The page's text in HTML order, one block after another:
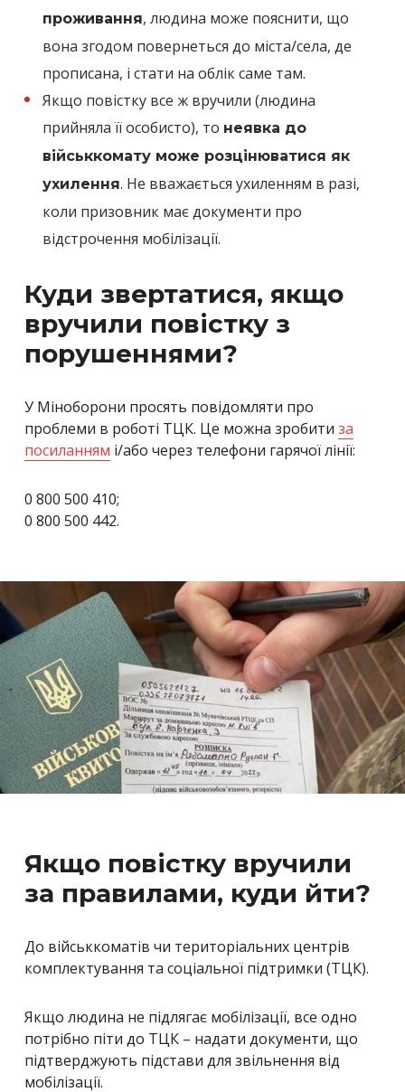
проживання, людина може пояснити, що
вона згодом повернеться до міста/села, де
прописана, і стати на облік саме там.
Якщо повістку все ж вручили (людина
прийняла її особисто), то неявка до
військкомату може розцінюватися як
ухилення. Не вважається ухиленням в разі,
коли призовник має документи про
відстрочення мобілізації.
Куди звертатися, якщо
вручили повістку з
порушеннями?
У Міноборони просять повідомляти про
проблеми в роботі ТЦК. Це можна зробити за
посиланням і/або через телефони гарячої лінії:
0 800 500 410;
0 800 500 442.
Якщо повістку вручили
за правилами, куди йти?
До військкоматів чи територіальних центрів
комплектування та соціальної підтримки (ТЦК).
Якщо людина не підлягає мобілізації, все одно
потрібно піти до ТЦК – надати документи, що
підтверджують підстави для звільнення від
мобілізації.